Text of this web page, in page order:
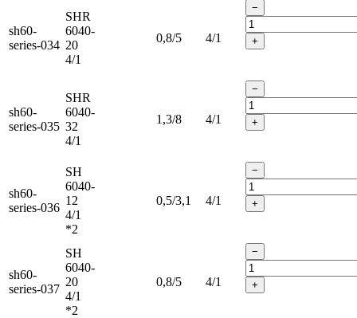
sh60-
series-034
SHR
6040-
20
4/1
0,8/5 4/1
−
+
sh60-
series-035
SHR
6040-
32
4/1
1,3/8 4/1
−
+
sh60-
series-036
SH
6040-
12
4/1
*2
0,5/3,1 4/1
−
+
sh60-
series-037
SH
6040-
20
4/1
*2
0,8/5 4/1
−
+